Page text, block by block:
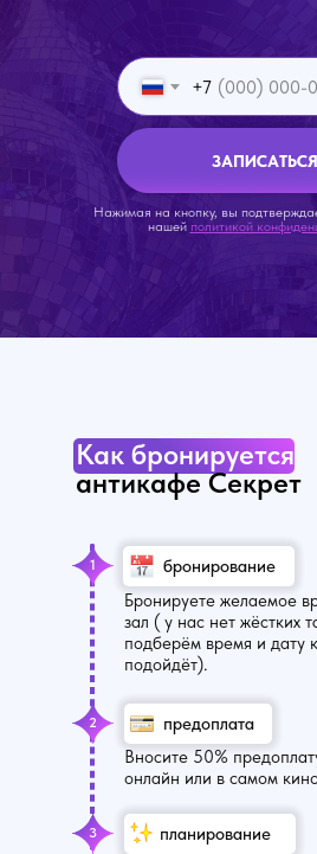
+7
ЗАПИСАТЬСЯ
Нажимая на кнопку, вы
нашей политикой
бронирование
Бронируете желаемое
зал ( у нас нет жёстких
подберём время и дату
подойдёт).
предоплата
Вносите 50%
онлайн или в самом
планирование
1
2
3
Как бронируется
антикафе Секрет